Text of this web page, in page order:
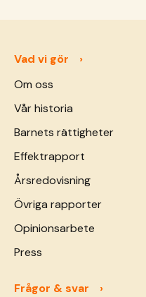
Vad vi gör
Om oss
Vår historia
Barnets rättigheter
Effektrapport
Årsredovisning
Övriga rapporter
Opinionsarbete
Press
Frågor & svar